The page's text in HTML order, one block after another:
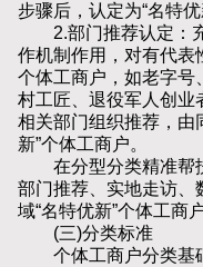
步骤后，认定为“名特优
2.部门推荐认定：充
作机制作用，对有代表
个体工商户，如老字号
村工匠、退役军人创业
相关部门组织推荐，由
新”个体工商户。
在分型分类精准帮
部门推荐、实地走访、
域“名特优新”个体工商户
(三)分类标准
个体工商户分类基